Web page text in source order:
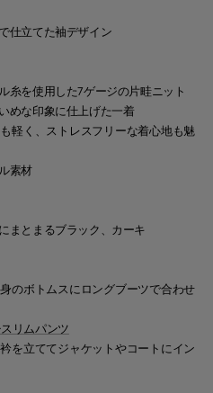
仕立てた袖デザイン
糸を使用した7ゲージの片畦ニット
めな印象に仕上げた一着
軽く、ストレスフリーな着心地も魅
素材
まとまるブラック、カーキ
のボトムスにロングブーツで合わせ
リムパンツ
を立ててジャケットやコートにイン